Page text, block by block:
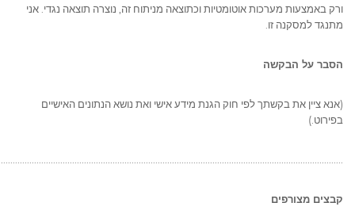
ורק באמצעות מערכות אוטומטיות וכתוצאה מניתוח זה, נוצרה תוצאה נגדי. אני
מתנגד למסקנה זו.
הסבר על הבקשה
(אנא ציין את בקשתך לפי חוק הגנת מידע אישי ואת נושא הנתונים האישיים
בפירוט.)
קבצים מצורפים